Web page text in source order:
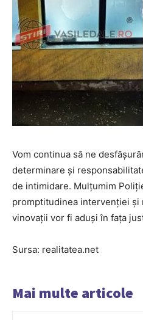
Vom continua să ne
determinare și
de intimidare. Mulțumim
promptitudinea intervenției și
vinovații vor fi aduși în fața
Sursa: realitatea.net
Mai multe articole